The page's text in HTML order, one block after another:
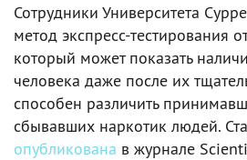
Сотрудники Университета
метод экспресс-тестирования
который может показать
человека даже после их
способен различить
сбывавших наркотик людей.
опубликована в журнале